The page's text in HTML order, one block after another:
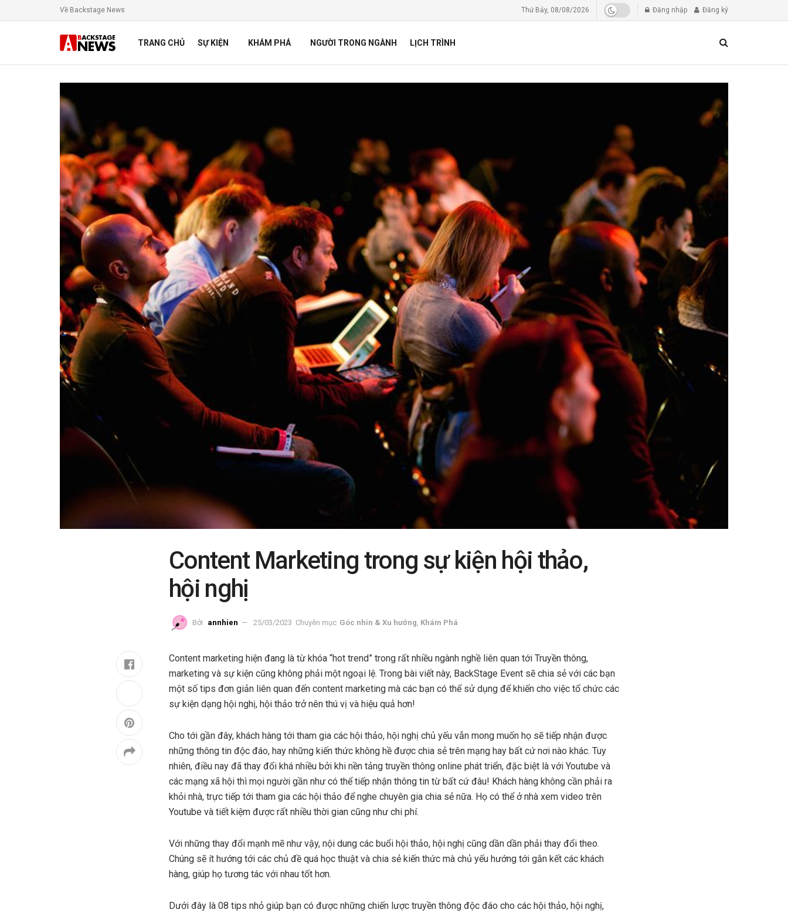
Về Backstage News Thứ Bảy, 08/08/2026 Đăng nhập Đăng ký
TRANG CHỦ SỰ KIỆN KHÁM PHÁ NGƯỜI TRONG NGÀNH LỊCH TRÌNH
Content Marketing trong sự kiện hội thảo,
hội nghị
Bởi annhien 25/03/2023 Chuyên mục Góc nhìn & Xu hướng Khám Phá
Content marketing hiện đang là từ khóa “hot trend” trong rất nhiều ngành nghề liên quan tới Truyền thông,
marketing và sự kiện cũng không phải một ngoại lệ. Trong bài viết này, BackStage Event sẽ chia sẻ với các bạn
một số tips đơn giản liên quan đến content marketing mà các bạn có thể sử dụng để khiến cho việc tổ chức các
sự kiện dạng hội nghị, hội thảo trở nên thú vị và hiệu quả hơn!
Cho tới gần đây, khách hàng tới tham gia các hội thảo, hội nghị chủ yếu vẫn mong muốn họ sẽ tiếp nhận được
những thông tin độc đáo, hay những kiến thức không hề được chia sẻ trên mạng hay bất cứ nơi nào khác. Tuy
nhiên, điều nay đã thay đổi khá nhiều bởi khi nền tảng truyền thông online phát triển, đặc biệt là với Youtube và
các mạng xã hội thì mọi người gần như có thể tiếp nhận thông tin từ bất cứ đâu! Khách hàng không cần phải ra
khỏi nhà, trực tiếp tới tham gia các hội thảo để nghe chuyên gia chia sẻ nữa. Họ có thể ở nhà xem video trên
Youtube và tiết kiệm được rất nhiều thời gian cũng như chi phí.
Với những thay đổi mạnh mẽ như vậy, nội dung các buổi hội thảo, hội nghị cũng dần dần phải thay đổi theo.
Chúng sẽ ít hướng tới các chủ đề quá học thuật và chia sẻ kiến thức mà chủ yếu hướng tới gắn kết các khách
hàng, giúp họ tương tác với nhau tốt hơn.
Dưới đây là 08 tips nhỏ giúp bạn có được những chiến lược truyền thông độc đáo cho các hội thảo, hội nghị,